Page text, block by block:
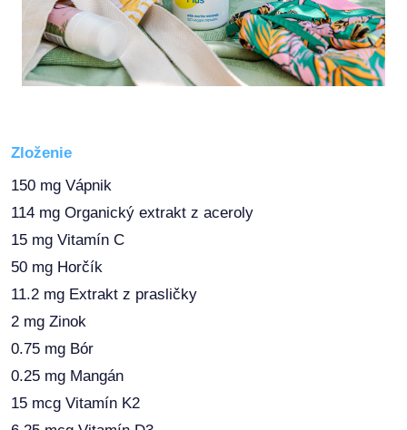
Zloženie
150 mg Vápnik
114 mg Organický extrakt z aceroly
15 mg Vitamín C
50 mg Horčík
11.2 mg Extrakt z prasličky
2 mg Zinok
0.75 mg Bór
0.25 mg Mangán
15 mcg Vitamín K2